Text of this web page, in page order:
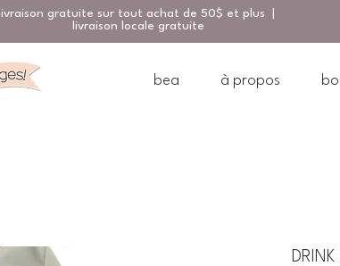
livraison gratuite sur tout achat de 50$ et plus |
livraison locale gratuite
bea à propos